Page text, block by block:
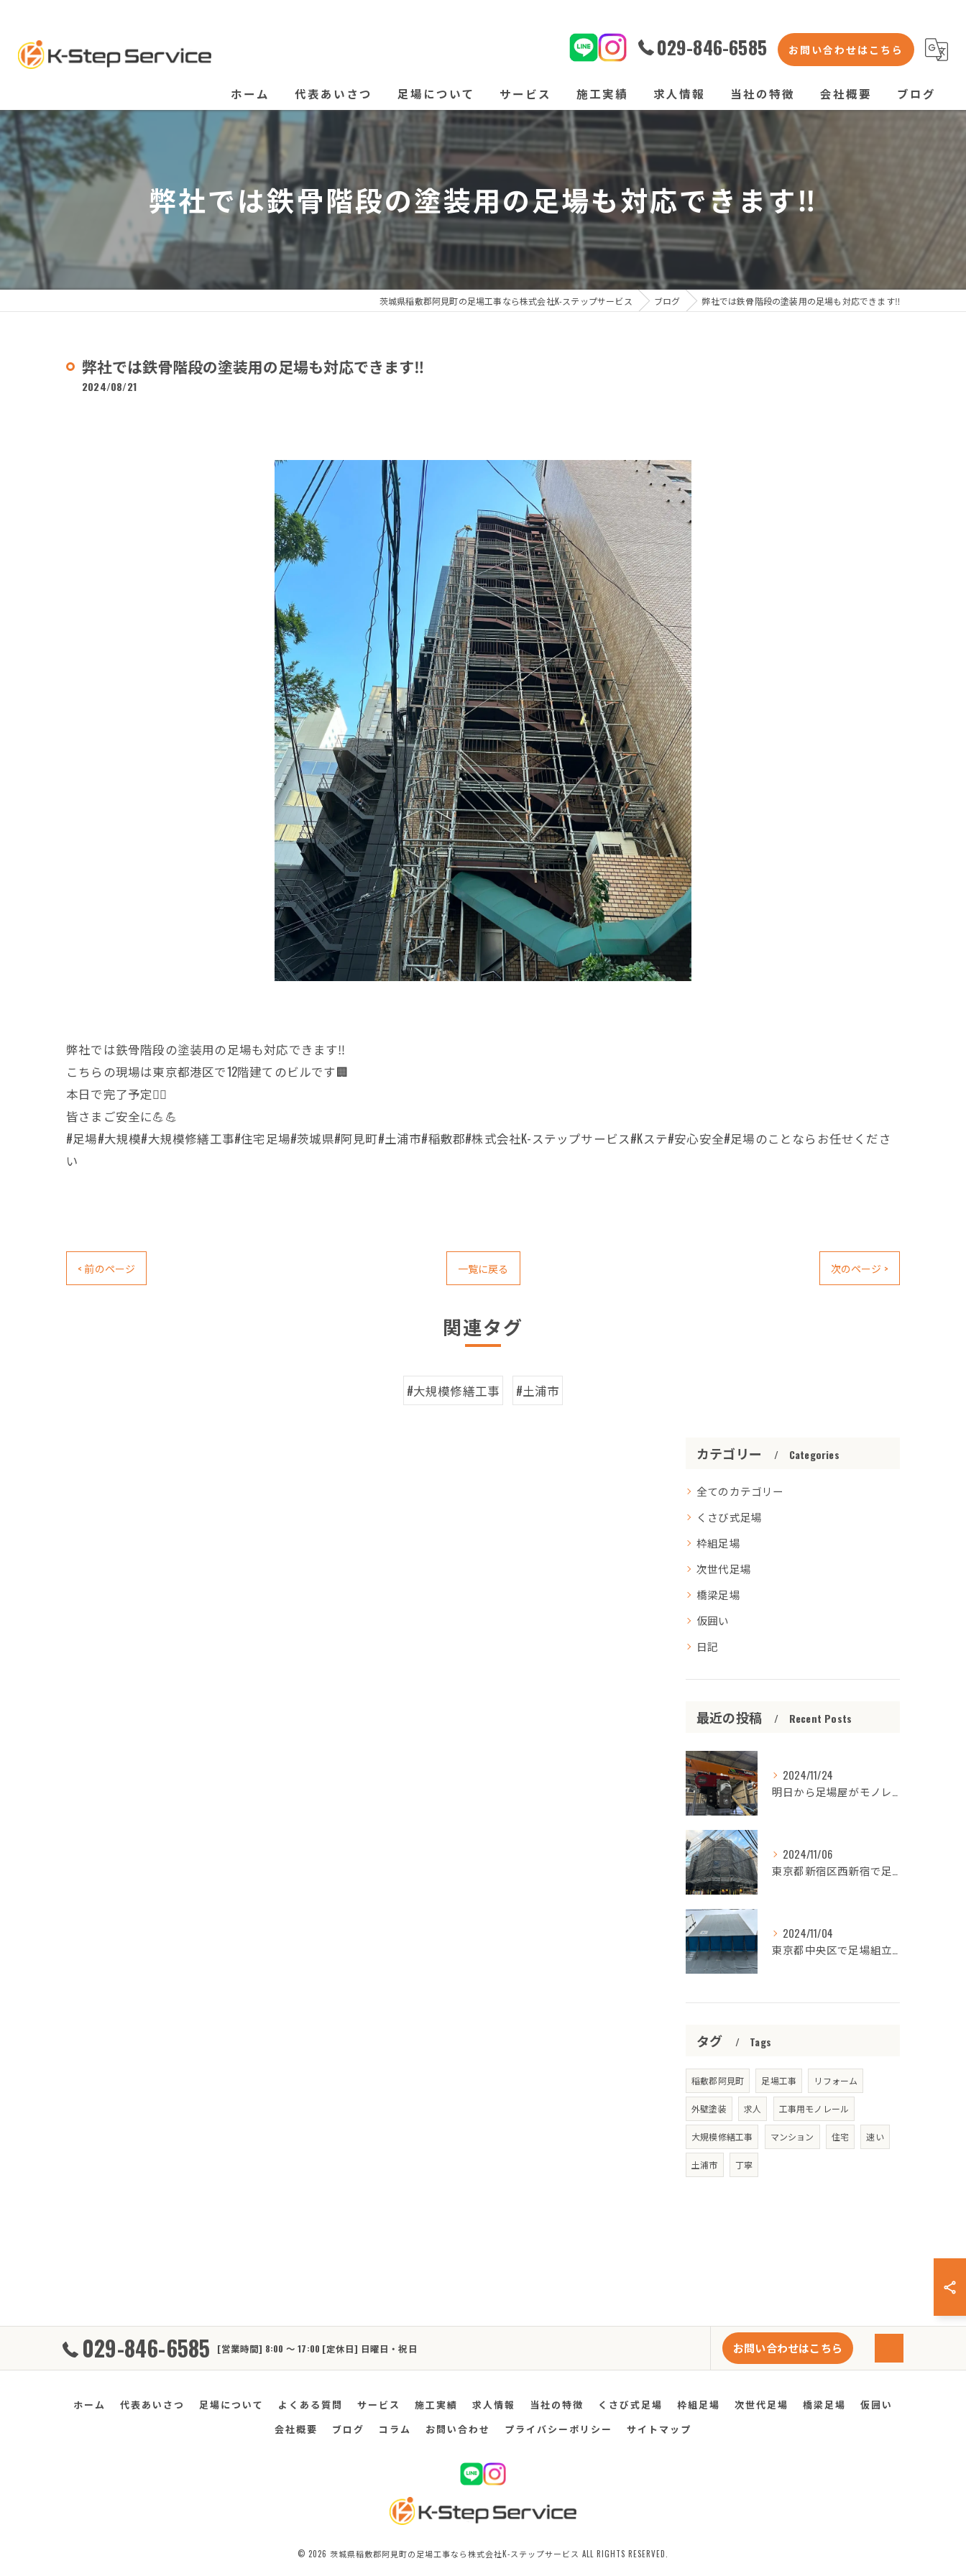
029-846-6585 お問い合わせはこちら
ホーム 代表あいさつ 足場について
よくある質問
サービス 施工実績 求人情報 当社の特徴
くさび式足場
枠組足場
次世代足場
橋梁足場
仮囲い
会社概要 ブログ
弊社では鉄骨階段の塗装用の足場も対応できます‼️
茨城県稲敷郡阿見町の足場工事なら株式会社K-ステップサービス ブログ 弊社では鉄骨階段の塗装用の足場も対応できます‼️
弊社では鉄骨階段の塗装用の足場も対応できます‼️
2024/08/21
弊社では鉄骨階段の塗装用の足場も対応できます‼️
こちらの現場は東京都港区で12階建てのビルです🏢
本日で完了予定🙆‍♂️
皆さまご安全に💪💪
#足場#大規模#大規模修繕工事#住宅足場#茨城県#阿見町#土浦市#稲敷郡#株式会社K-ステップサービス#Kステ#安心安全#足場のことならお任せくださ
い
< 前のページ 一覧に戻る 次のページ >
関連タグ
#大規模修繕工事 #土浦市
カテゴリー Categories
全てのカテゴリー
くさび式足場
枠組足場
次世代足場
橋梁足場
仮囲い
日記
最近の投稿 Recent Posts
2024/11/24
明日から足場屋がモノレールの工事始めます‼️
2024/11/06
東京都新宿区西新宿で足場組立完了❗️
2024/11/04
東京都中央区で足場組立完了👷🏾‍♂️
タグ Tags
稲敷郡阿見町 足場工事 リフォーム
外壁塗装 求人 工事用モノレール
大規模修繕工事 マンション 住宅 速い
土浦市 丁寧
029-846-6585 [営業時間] 8:00 ～ 17:00 [定休日] 日曜日・祝日 お問い合わせはこちら
ホーム 代表あいさつ 足場について よくある質問 サービス 施工実績 求人情報 当社の特徴 くさび式足場 枠組足場 次世代足場 橋梁足場
仮囲い
会社概要
ブログ コラム お問い合わせ プライバシーポリシー サイトマップ
© 2026 茨城県稲敷郡阿見町の足場工事なら株式会社K-ステップサービス ALL RIGHTS RESERVED.